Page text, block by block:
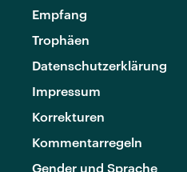
Empfang
Trophäen
Datenschutzerklärung
Impressum
Korrekturen
Kommentarregeln
Gender und Sprache